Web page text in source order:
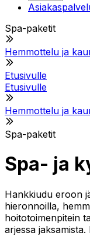
Spa-paketit
Hemmottelu ja
Etusivulle
Etusivulle
Hemmottelu ja
Spa-paketit
Spa- ja
Hankkiudu eroon
hieronnoilla,
hoitotoimenpitein
arjessa